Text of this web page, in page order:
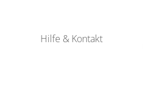
Hilfe & Kontakt